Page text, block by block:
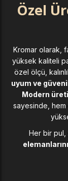
Özel
Kromar olarak,
yüksek kaliteli
özel ölçü,
uyum ve
Modern
sayesinde, hem
Her bir pul,